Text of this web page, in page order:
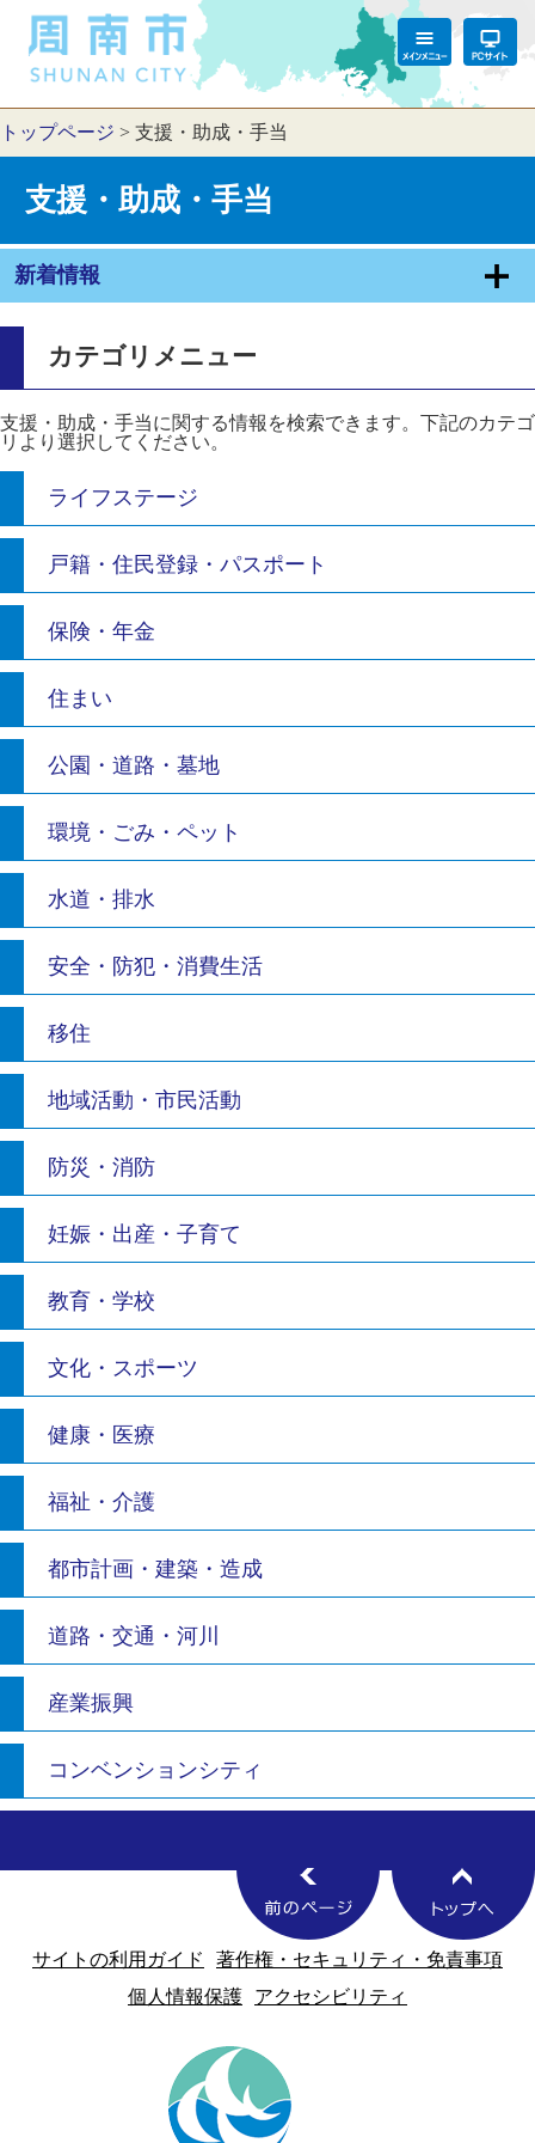
トップページ > 支援・助成・手当
支援・助成・手当
新着情報
カテゴリメニュー
支援・助成・手当に関する情報を検索できます。下記のカテゴ
リより選択してください。
ライフステージ
戸籍・住民登録・パスポート
保険・年金
住まい
公園・道路・墓地
環境・ごみ・ペット
水道・排水
安全・防犯・消費生活
移住
地域活動・市民活動
防災・消防
妊娠・出産・子育て
教育・学校
文化・スポーツ
健康・医療
福祉・介護
都市計画・建築・造成
道路・交通・河川
産業振興
コンベンションシティ
サイトの利用ガイド
著作権・セキュリティ・免責事項
個人情報保護
アクセシビリティ